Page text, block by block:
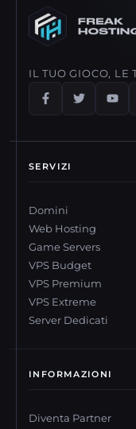
IL TUO GIOCO, LE
SERVIZI
Domini
Web Hosting
Game Servers
VPS Budget
VPS Premium
VPS Extreme
Server Dedicati
INFORMAZIONI
Diventa Partner